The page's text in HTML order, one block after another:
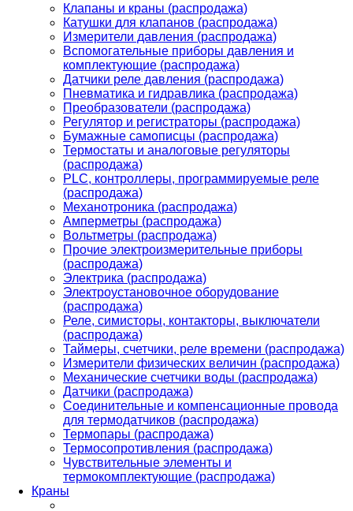
Клапаны и краны (распродажа)
Катушки для клапанов (распродажа)
Измерители давления (распродажа)
Вспомогательные приборы давления и
комплектующие (распродажа)
Датчики реле давления (распродажа)
Пневматика и гидравлика (распродажа)
Преобразователи (распродажа)
Регулятор и регистраторы (распродажа)
Бумажные самописцы (распродажа)
Термостаты и аналоговые регуляторы
(распродажа)
PLС, контроллеры, программируемые реле
(распродажа)
Механотроника (распродажа)
Амперметры (распродажа)
Вольтметры (распродажа)
Прочие электроизмерительные приборы
(распродажа)
Электрика (распродажа)
Электроустановочное оборудование
(распродажа)
Реле, симисторы, контакторы, выключатели
(распродажа)
Таймеры, счетчики, реле времени (распродажа)
Измерители физических величин (распродажа)
Механические счетчики воды (распродажа)
Датчики (распродажа)
Соединительные и компенсационные провода
для термодатчиков (распродажа)
Термопары (распродажа)
Термосопротивления (распродажа)
Чувствительные элементы и
термокомплектующие (распродажа)
Краны